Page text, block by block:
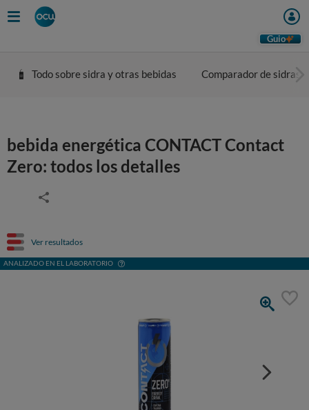
Guio
Todo sobre sidra y otras bebidas Comparador de sidras
bebida energética CONTACT Contact
Zero: todos los detalles
Ver resultados
ANALIZADO EN EL LABORATORIO